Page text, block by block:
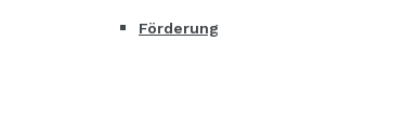
Förderung